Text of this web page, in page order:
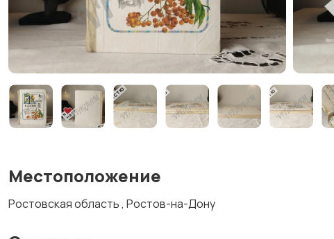
Местоположение
Ростовская область , Ростов-на-Дону